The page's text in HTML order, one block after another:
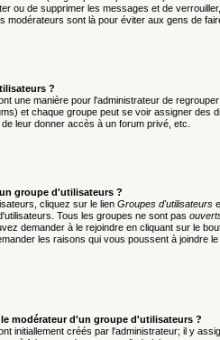
ou de supprimer les messages et de
modérateurs sont là pour éviter aux gens de
?
une manière pour l'administrateur de
et chaque groupe peut se voir assigner des
leur donner accès à un forum privé, etc.
groupe d'utilisateurs ?
cliquez sur le lien Groupes d'utilisateurs
Tous les groupes ne sont pas
demander à le rejoindre en cliquant sur le
les raisons qui vous poussent à joindre
modérateur d'un groupe d'utilisateurs ?
initiallement créés par l'administrateur; il y